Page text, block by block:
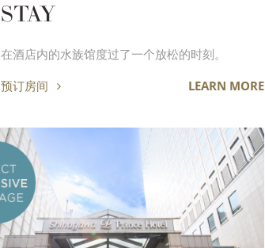
STAY
在酒店内的水族馆度过了一个放松的时刻。
预订房间 LEARN MORE